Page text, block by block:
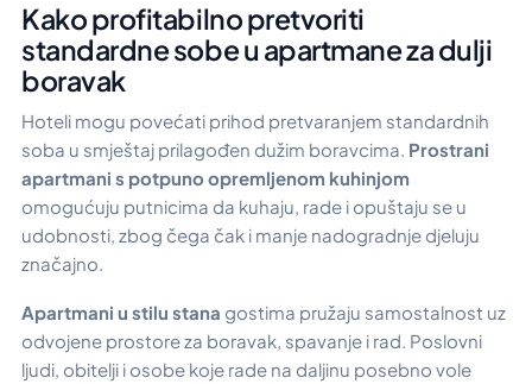
Kako profitabilno pretvoriti
standardne sobe u apartmane za dulji
boravak
Hoteli mogu povećati prihod pretvaranjem standardnih
soba u smještaj prilagođen dužim boravcima. Prostrani
apartmani s potpuno opremljenom kuhinjom
omogućuju putnicima da kuhaju, rade i opuštaju se u
udobnosti, zbog čega čak i manje nadogradnje djeluju
značajno.
Apartmani u stilu stana gostima pružaju samostalnost uz
odvojene prostore za boravak, spavanje i rad. Poslovni
ljudi, obitelji i osobe koje rade na daljinu posebno vole